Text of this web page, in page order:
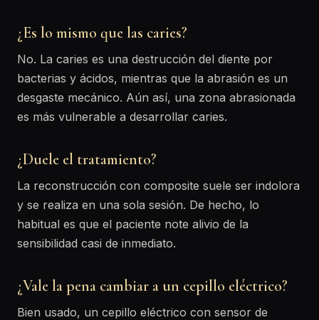
¿Es lo mismo que las caries?
No. La caries es una destrucción del diente por
bacterias y ácidos, mientras que la abrasión es un
desgaste mecánico. Aún así, una zona abrasionada
es más vulnerable a desarrollar caries.
¿Duele el tratamiento?
La reconstrucción con composite suele ser indolora
y se realiza en una sola sesión. De hecho, lo
habitual es que el paciente note alivio de la
sensibilidad casi de inmediato.
¿Vale la pena cambiar a un cepillo eléctrico?
Bien usado, un cepillo eléctrico con sensor de